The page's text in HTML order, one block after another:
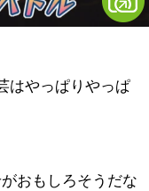
はやっぱりやっぱ
おもしろそうだな